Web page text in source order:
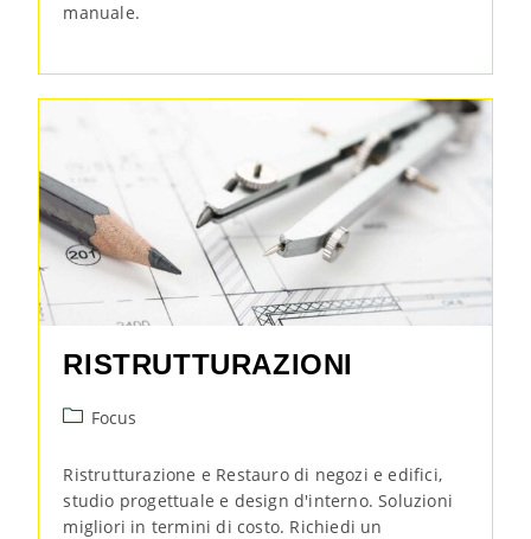
manuale.
RISTRUTTURAZIONI
Focus
Ristrutturazione e Restauro di negozi e edifici,
studio progettuale e design d'interno. Soluzioni
migliori in termini di costo. Richiedi un